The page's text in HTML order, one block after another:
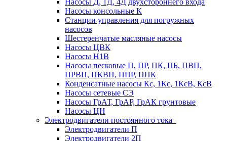
Насосы Д, 1Д, 4Д двухстороннего входа
Насосы консольные К
Станции управления для погружных
насосов
Шестеренчатые масляные насосы
Насосы ЦВК
Насосы Н1В
Насосы песковые П, ПР, ПК, ПБ, ПВП,
ПРВП, ПКВП, ППР, ППК
Конденсатные насосы Кс, 1Кс, 1КсВ, КсВ
Насосы сетевые СЭ
Насосы ГрАТ, ГрАР, ГрАК грунтовые
Насосы ЦН
Электродвигатели постоянного тока
Электродвигатели П
Электродвигатели 2П